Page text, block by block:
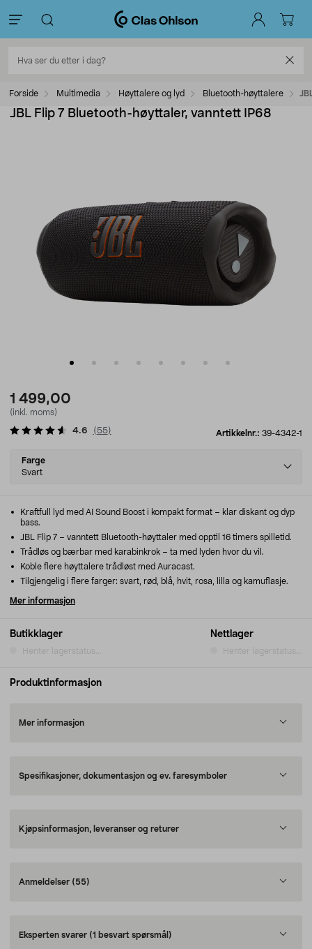
Forside Multimedia Høyttalere og lyd Bluetooth-høyttalere
JBL Flip 7 Bluetooth-høyttaler, vanntett IP68
1 499,00
(inkl. moms)
Artikkelnr.: 39-4342-1
4.6 ( 55)
Select
variant
Farge
Svart
Butikklager
Henter lagerstatus...
Nettlager
Henter lagerstatus...
Kraftfull lyd med AI Sound Boost i kompakt format – klar diskant og dyp
bass.
JBL Flip 7 – vanntett Bluetooth-høyttaler med opptil 16 timers spilletid.
Trådløs og bærbar med karabinkrok – ta med lyden hvor du vil.
Koble flere høyttalere trådløst med Auracast.
Tilgjengelig i flere farger: svart, rød, blå, hvit, rosa, lilla og kamuflasje.
Mer informasjon
Produktinformasjon
Mer informasjon
Spesifikasjoner, dokumentasjon og ev. faresymboler
Kjøpsinformasjon, leveranser og returer
Anmeldelser (55)
Eksperten svarer (1 besvart spørsmål)